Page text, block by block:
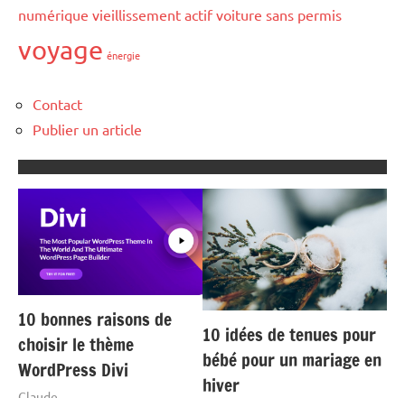
numérique vieillissement actif voiture sans permis
voyage énergie
Contact
Publier un article
10 bonnes raisons de
choisir le thème
WordPress Divi
10 idées de tenues pour
bébé pour un mariage en
hiver